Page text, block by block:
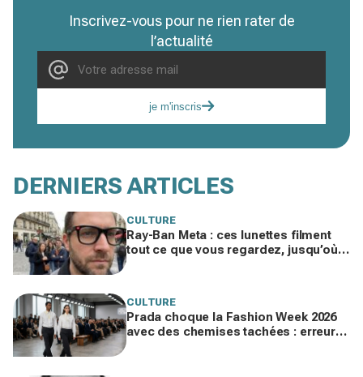
Inscrivez-vous pour ne rien rater de
l’actualité
je m'inscris
DERNIERS ARTICLES
CULTURE
Ray-Ban Meta : ces lunettes filment
tout ce que vous regardez, jusqu’où
CULTURE
Prada choque la Fashion Week 2026
avec des chemises tachées : erreur